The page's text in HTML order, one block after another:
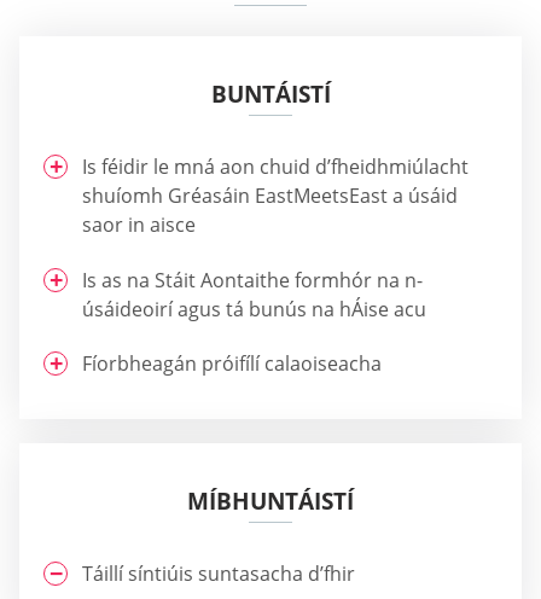
BUNTÁISTÍ
Is féidir le mná aon chuid d’fheidhmiúlacht
shuíomh Gréasáin EastMeetsEast a úsáid
saor in aisce
Is as na Stáit Aontaithe formhór na n-
úsáideoirí agus tá bunús na hÁise acu
Fíorbheagán próifílí calaoiseacha
MÍBHUNTÁISTÍ
Táillí síntiúis suntasacha d’fhir